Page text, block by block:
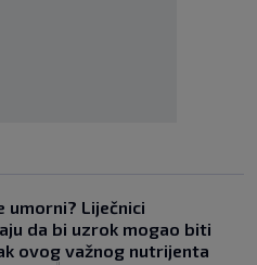
umorni? Liječnici
da bi uzrok mogao biti
ovog važnog nutrijenta